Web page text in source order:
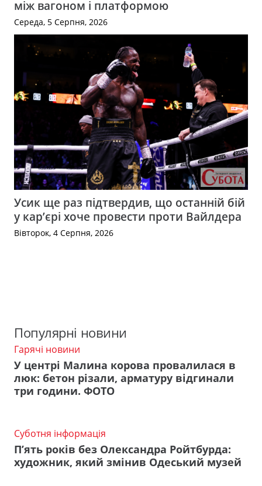
між вагоном і платформою
Середа, 5 Серпня, 2026
Усик ще раз підтвердив, що останній бій
у кар’єрі хоче провести проти Вайлдера
Вівторок, 4 Серпня, 2026
Популярні новини
Гарячі новини
У центрі Малина корова провалилася в
люк: бетон різали, арматуру відгинали
три години. ФОТО
Суботня інформація
П’ять років без Олександра Ройтбурда:
художник, який змінив Одеський музей